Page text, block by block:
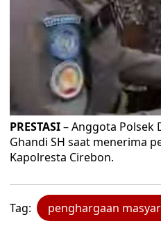
PRESTASI– Anggota Polsek
Ghandi SH saat menerima
Kapolresta Cirebon.
Tag: penghargaan